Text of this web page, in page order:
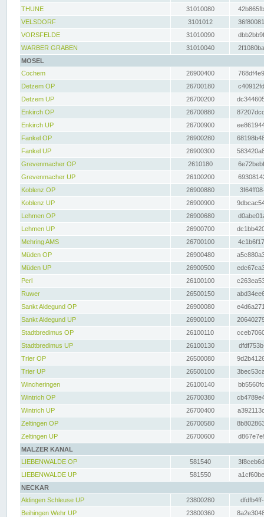
THUNE
31010080
VELSDORF
3101012
VORSFELDE
31010090
WARBER GRABEN
31010040
MOSEL
Cochem
26900400
Detzem OP
26700180
Detzem UP
26700200
Enkirch OP
26700880
Enkirch UP
26700900
Fankel OP
26900280
Fankel UP
26900300
Grevenmacher OP
2610180
Grevenmacher UP
26100200
Koblenz OP
26900880
Koblenz UP
26900900
Lehmen OP
26900680
Lehmen UP
26900700
Mehring AMS
26700100
Müden OP
26900480
Müden UP
26900500
Perl
26100100
Ruwer
26500150
Sankt Aldegund OP
26900080
Sankt Aldegund UP
26900100
Stadtbredimus OP
26100110
Stadtbredimus UP
26100130
Trier OP
26500080
Trier UP
26500100
Wincheringen
26100140
Wintrich OP
26700380
Wintrich UP
26700400
Zeltingen OP
26700580
Zeltingen UP
26700600
MALZER KANAL
LIEBENWALDE OP
581540
LIEBENWALDE UP
581550
NECKAR
Aldingen Schleuse UP
23800280
Beihingen Wehr UP
23800360